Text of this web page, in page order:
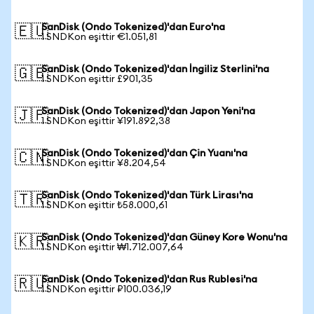
🇪🇺SanDisk (Ondo Tokenized)'dan Euro'na
1 SNDKon eşittir €1.051,81
🇬🇧SanDisk (Ondo Tokenized)'dan İngiliz Sterlini'na
1 SNDKon eşittir £901,35
🇯🇵SanDisk (Ondo Tokenized)'dan Japon Yeni'na
1 SNDKon eşittir ¥191.892,38
🇨🇳SanDisk (Ondo Tokenized)'dan Çin Yuanı'na
1 SNDKon eşittir ¥8.204,54
🇹🇷SanDisk (Ondo Tokenized)'dan Türk Lirası'na
1 SNDKon eşittir ₺58.000,61
🇰🇷SanDisk (Ondo Tokenized)'dan Güney Kore Wonu'na
1 SNDKon eşittir ₩1.712.007,64
🇷🇺SanDisk (Ondo Tokenized)'dan Rus Rublesi'na
1 SNDKon eşittir ₽100.036,19